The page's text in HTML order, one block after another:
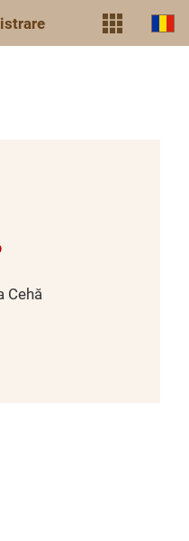
Cehă